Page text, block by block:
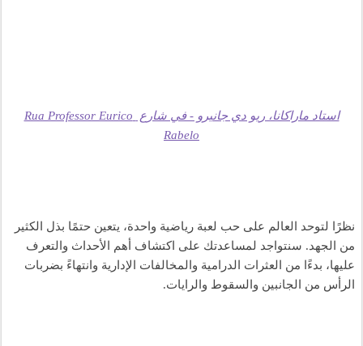
استاد ماراكانا، ريو دي جانيرو - في شارع Rua Professor Eurico
Rabelo
الرأس من الجانبين والسقوط والرايات.